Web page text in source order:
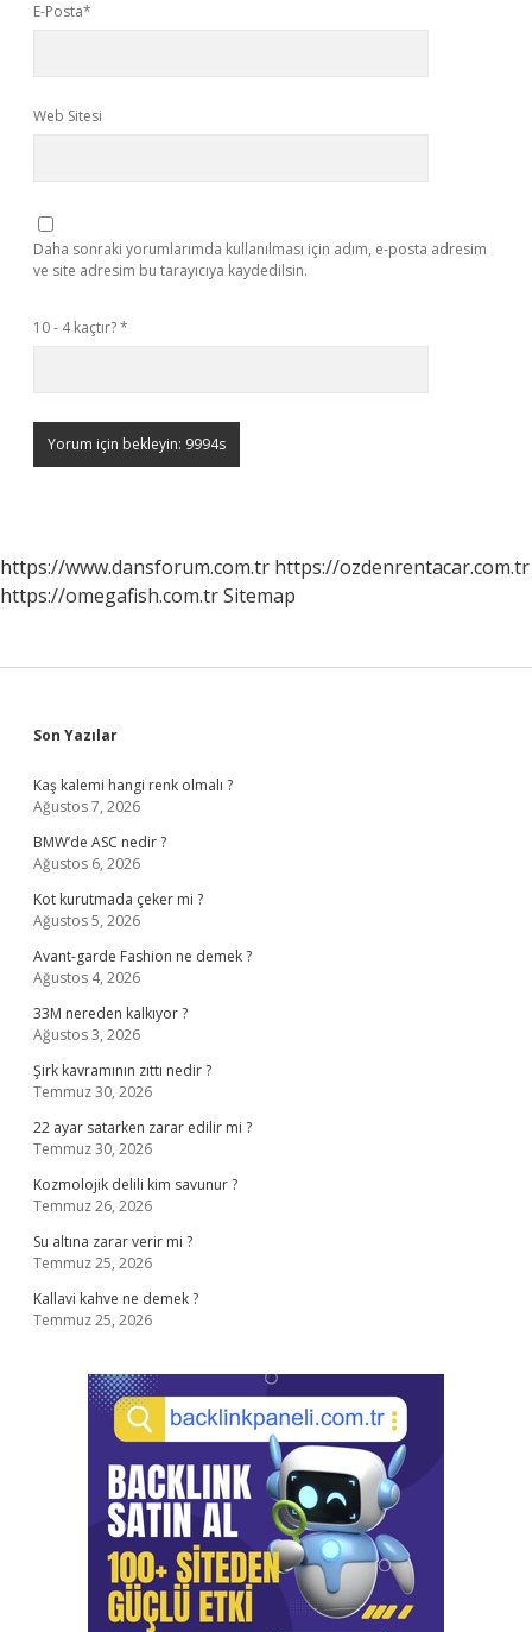
E-Posta*
Web Sitesi
Daha sonraki yorumlarımda kullanılması için adım, e-posta adresim
ve site adresim bu tarayıcıya kaydedilsin.
10 - 4 kaçtır?*
https://www.dansforum.com.tr https://ozdenrentacar.com.tr
https://omegafish.com.trSitemap
Sidebar
Son Yazılar
Kaş kalemi hangi renk olmalı ?
Ağustos 7, 2026
BMW’de ASC nedir ?
Ağustos 6, 2026
Kot kurutmada çeker mi ?
Ağustos 5, 2026
Avant-garde Fashion ne demek ?
Ağustos 4, 2026
33M nereden kalkıyor ?
Ağustos 3, 2026
Şirk kavramının zıttı nedir ?
Temmuz 30, 2026
22 ayar satarken zarar edilir mi ?
Temmuz 30, 2026
Kozmolojik delili kim savunur ?
Temmuz 26, 2026
Su altına zarar verir mi ?
Temmuz 25, 2026
Kallavi kahve ne demek ?
Temmuz 25, 2026